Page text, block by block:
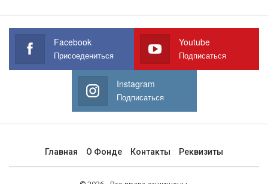
Facebook
Присоедениться
Youtube
Подписаться
Instagram
Подписаться
Главная О Фонде Контакты Реквизиты